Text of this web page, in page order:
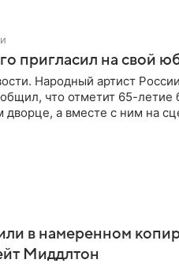
пригласил на свой
Народный артист
что отметит 65-летие
а вместе с ним на
в намеренном
Миддлтон